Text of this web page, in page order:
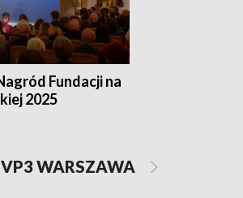
Fundacji na
2025
WARSZAWA